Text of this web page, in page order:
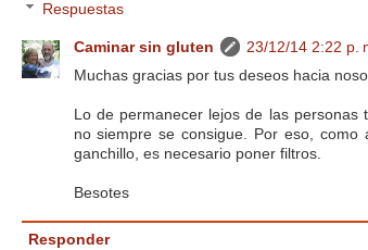
Respuestas
Caminar sin gluten
23/12/14 2:22 p.
Muchas gracias por tus deseos hacia
Lo de permanecer lejos de las
no siempre se consigue. Por eso,
ganchillo, es necesario poner filtros.
Besotes
Responder